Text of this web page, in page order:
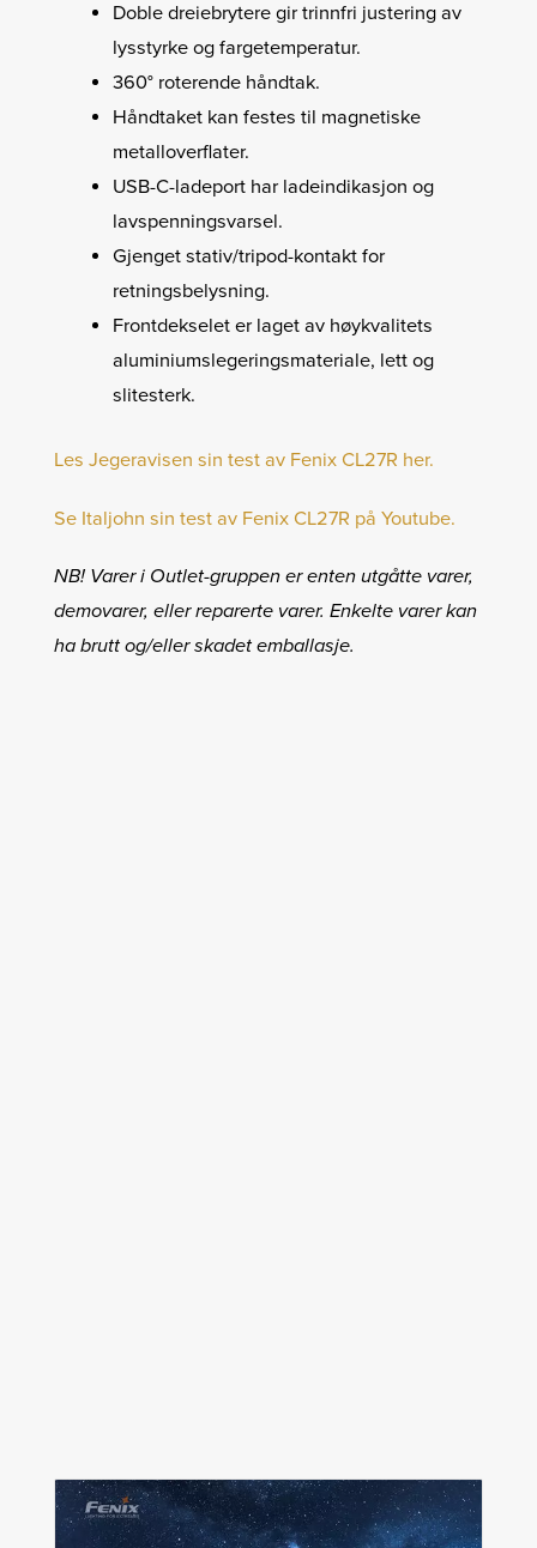
Doble dreiebrytere gir trinnfri justering av
lysstyrke og fargetemperatur.
360° roterende håndtak.
Håndtaket kan festes til magnetiske
metalloverflater.
USB-C-ladeport har ladeindikasjon og
lavspenningsvarsel.
Gjenget stativ/tripod-kontakt for
retningsbelysning.
Frontdekselet er laget av høykvalitets
aluminiumslegeringsmateriale, lett og
slitesterk.
Les Jegeravisen sin test av Fenix CL27R her.
Se Italjohn sin test av Fenix CL27R på Youtube.
NB! Varer i Outlet-gruppen er enten utgåtte varer,
demovarer, eller reparerte varer. Enkelte varer kan
ha brutt og/eller skadet emballasje.